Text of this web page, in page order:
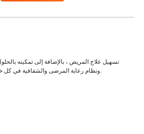
تسهيل علاج المريض ، بالإضافة إلى تمكينه
ونظام رعاية المرضى والشفافية في كل خطوة من خطوات رحلة العلاج.